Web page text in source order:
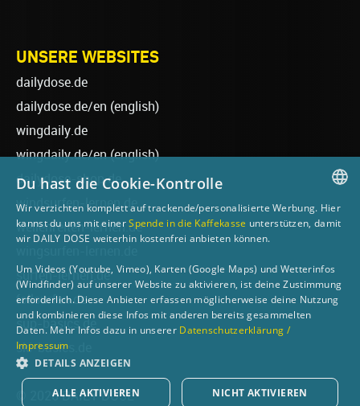
UNSERE WEBSITES
dailydose.de
dailydose.de/en (english)
wingdaily.de
wingdaily.de/en(english)
dailydose-shop.de
windsurfen-lernen.de
wellenreiten-lernen.de
surfen-lernen.de
foilsurfen.de
sup-basics.de
ski-basics.de
© 2026 DAILY DOSE
GERMAN
Du hast die Cookie-Kontrolle
Wir verzichten komplett auf trackende/personalisierte Werbung. Hier
kannst du uns mit einerSpende in die Kaffekasse unterstützen, damit
wir DAILY DOSE weiterhin kostenfrei anbieten können.
Um Videos (Youtube, Vimeo), Karten (Google Maps) und Wetterinfos
(Windfinder) auf unserer Website zu aktivieren, ist deine Zustimmung
erforderlich. Diese Anbieter erfassen möglicherweise deine Nutzung
und kombinieren diese Infos mit anderen bereits gesammelten
Daten. Mehr Infos dazu in unserer Datenschutzerklärung /
Impressum
DETAILS ANZEIGEN
ALLE AKTIVIEREN NICHT AKTIVIEREN